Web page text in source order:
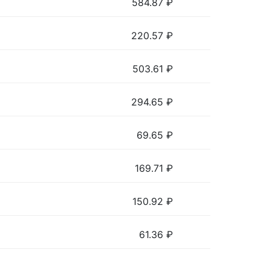
584.87 ₽
220.57 ₽
503.61 ₽
294.65 ₽
69.65 ₽
169.71 ₽
150.92 ₽
61.36 ₽